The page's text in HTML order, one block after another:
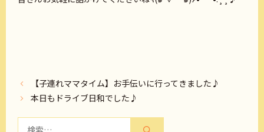
【子連れママタイム】お手伝いに行ってきました♪
本日もドライブ日和でした♪